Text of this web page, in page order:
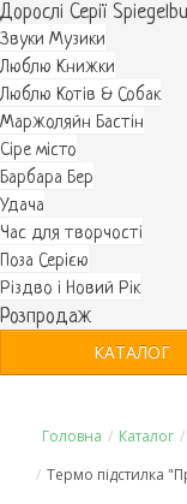
Дорослі Серії
Звуки Музики
Люблю Книжки
Люблю Котів & Собак
Маржоляйн Бастін
Cіре місто
Барбара Бер
Удача
Час для творчості
Поза Серією
Різдво і Новий Рік
Розпродаж
КАТАЛОГ
Головна / Каталог /
/ Термо підстилка